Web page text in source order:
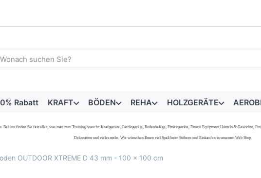
Sie einen Suchbegriff ein. Während Sie tippen, erscheinen automatisch
Rabatt KRAFT BÖDEN REHA HOLZGERÄTE
uns finden Sie fast alles, was man zum Training braucht: Kraftgeräte, Cardiogeräte, Bodenbeläge, Fitnessgeräte, Fitness Equipment,Hanteln & Gewichte,
Dekoration und vieles mehr. Wir wünschen Ihnen viel Spaß beim Stöbern und Einkaufen in unserem Web Shop
OUTDOOR XTREME D 43 mm - 100 x 100 cm